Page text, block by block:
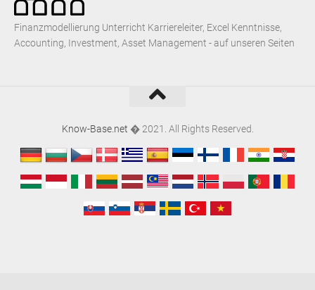
Finanzmodellierung Unterricht Karriereleiter, Excel Kenntnisse,
Accounting, Investment, Asset Management - auf unseren Seiten
Know-Base.net � 2021. All Rights Reserved.